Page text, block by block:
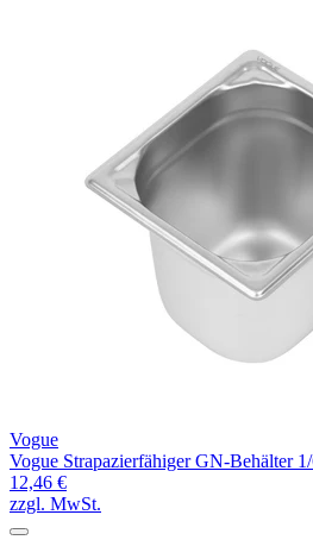
Vogue
Vogue Strapazierfähiger GN-Behälter
12,46 €
zzgl. MwSt.